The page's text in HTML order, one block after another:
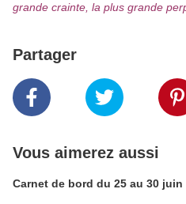
grande crainte, la plus grande
Partager
Vous aimerez aussi
Carnet de bord du 25 au 30 juin